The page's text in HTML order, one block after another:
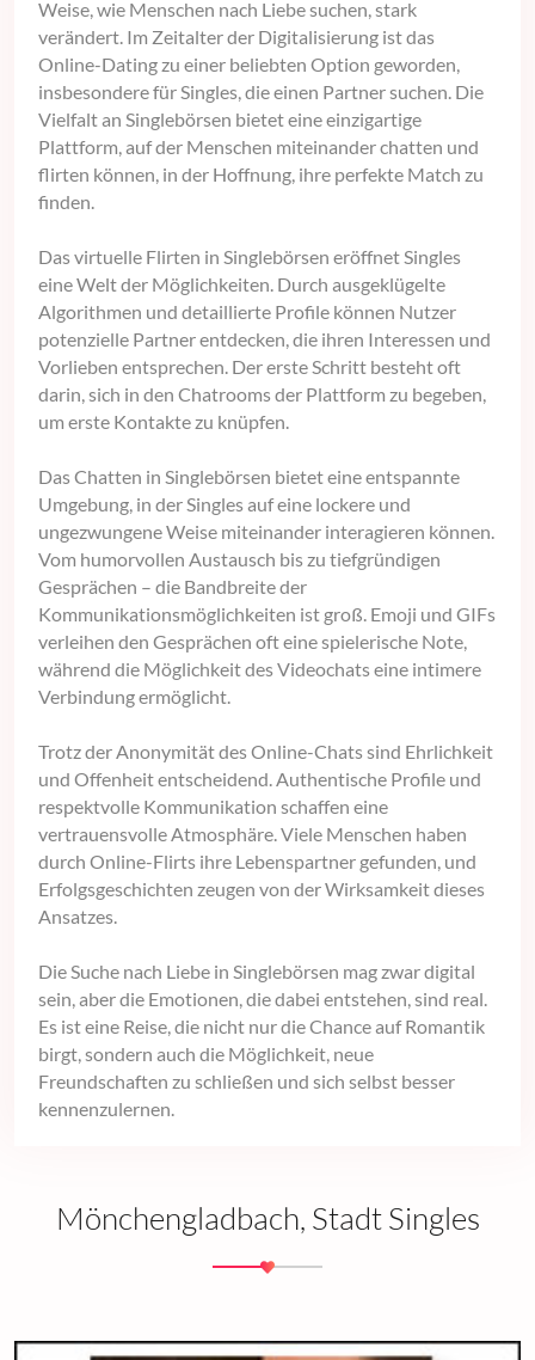
Weise, wie Menschen nach Liebe suchen, stark
verändert. Im Zeitalter der Digitalisierung ist das
Online-Dating zu einer beliebten Option geworden,
insbesondere für Singles, die einen Partner suchen. Die
Vielfalt an Singlebörsen bietet eine einzigartige
Plattform, auf der Menschen miteinander chatten und
flirten können, in der Hoffnung, ihre perfekte Match zu
finden.
Das virtuelle Flirten in Singlebörsen eröffnet Singles
eine Welt der Möglichkeiten. Durch ausgeklügelte
Algorithmen und detaillierte Profile können Nutzer
potenzielle Partner entdecken, die ihren Interessen und
Vorlieben entsprechen. Der erste Schritt besteht oft
darin, sich in den Chatrooms der Plattform zu begeben,
um erste Kontakte zu knüpfen.
Das Chatten in Singlebörsen bietet eine entspannte
Umgebung, in der Singles auf eine lockere und
ungezwungene Weise miteinander interagieren können.
Vom humorvollen Austausch bis zu tiefgründigen
Gesprächen – die Bandbreite der
Kommunikationsmöglichkeiten ist groß. Emoji und GIFs
verleihen den Gesprächen oft eine spielerische Note,
während die Möglichkeit des Videochats eine intimere
Verbindung ermöglicht.
Trotz der Anonymität des Online-Chats sind Ehrlichkeit
und Offenheit entscheidend. Authentische Profile und
respektvolle Kommunikation schaffen eine
vertrauensvolle Atmosphäre. Viele Menschen haben
durch Online-Flirts ihre Lebenspartner gefunden, und
Erfolgsgeschichten zeugen von der Wirksamkeit dieses
Ansatzes.
Die Suche nach Liebe in Singlebörsen mag zwar digital
sein, aber die Emotionen, die dabei entstehen, sind real.
Es ist eine Reise, die nicht nur die Chance auf Romantik
birgt, sondern auch die Möglichkeit, neue
Freundschaften zu schließen und sich selbst besser
kennenzulernen.
Mönchengladbach, Stadt Singles